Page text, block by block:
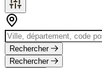
Rechercher
Rechercher